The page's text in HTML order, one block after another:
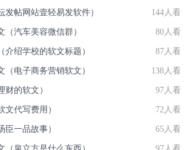
发帖网站壹轻易发软件） 144人看
（汽车美容微信群） 80人看
介绍学校的软文标题） 87人看
（电子商务营销软文） 138人看
财的软文） 97人看
文代写费用） 72人看
臣一品故事） 65人看